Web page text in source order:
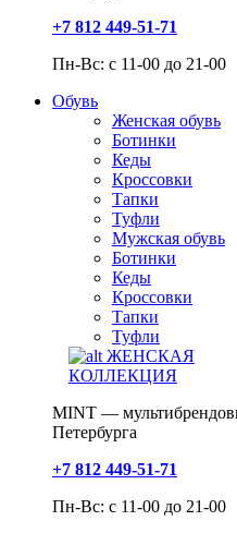
+7 812 449-51-71
Пн-Вс: с 11-00 до 21-00
Обувь
Женская обувь
Ботинки
Кеды
Кроссовки
Тапки
Туфли
Мужская обувь
Ботинки
Кеды
Кроссовки
Тапки
Туфли
ЖЕНСКАЯ
КОЛЛЕКЦИЯ
MINT —
Петербурга
+7 812 449-51-71
Пн-Вс: с 11-00 до 21-00